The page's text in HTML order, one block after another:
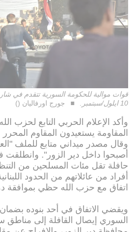
قوات موالية للحكومة السورية تتقدم في
10 ايلول/سبتمبر.
جورج اورفاليان ()
وأكد الإعلام الحربي التابع لحزب
المقاومة يستعيدون المقاوم
وقال مصدر ميداني متابع للملف
حافلة تقل مئات المسلحين من
أفراد من عائلاتهم من الحدود
اتفاق مع حزب الله حظي بموافقة
ويقضي الاتفاق في أحد بنوده
السوري إيصال القافلة إلى مناطق